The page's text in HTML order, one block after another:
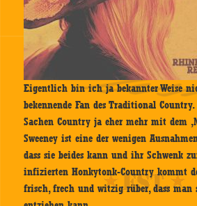
Eigentlich bin ich ja bekannter Weise
bekennende Fan des Traditional
Sachen Country ja eher mehr mit dem
Sweeney ist eine der wenigen
dass sie beides kann und ihr Schwenk
infizierten Honkytonk-Country kommt
frisch, frech und witzig rüber, dass